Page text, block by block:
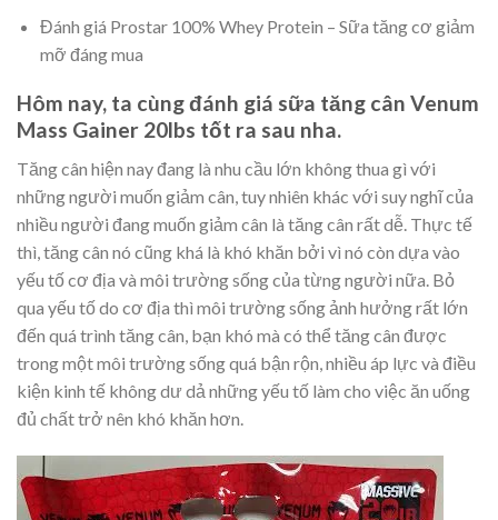
Đánh giá Prostar 100% Whey Protein – Sữa tăng cơ giảm
mỡ đáng mua
Hôm nay, ta cùng đánh giá sữa tăng cân Venum
Mass Gainer 20lbs tốt ra sau nha.
Tăng cân hiện nay đang là nhu cầu lớn không thua gì với
những người muốn giảm cân, tuy nhiên khác với suy nghĩ của
nhiều người đang muốn giảm cân là tăng cân rất dễ. Thực tế
thì, tăng cân nó cũng khá là khó khăn bởi vì nó còn dựa vào
yếu tố cơ địa và môi trường sống của từng người nữa. Bỏ
qua yếu tố do cơ địa thì môi trường sống ảnh hưởng rất lớn
đến quá trình tăng cân, bạn khó mà có thể tăng cân được
trong một môi trường sống quá bận rộn, nhiều áp lực và điều
kiện kinh tế không dư dả những yếu tố làm cho việc ăn uống
đủ chất trở nên khó khăn hơn.